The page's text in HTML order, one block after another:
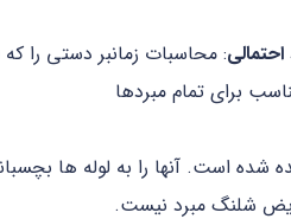
: محاسبات زمانبر دستی را
شده است. آنها را به لوله ها
شلنگ مبرد نیست.